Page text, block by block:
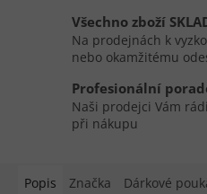
Všechno zboží
Na prodejnách k
nebo okamžitému
Profesionální
Naši prodejci Vám
při nákupu
Popis Značka Dárkové